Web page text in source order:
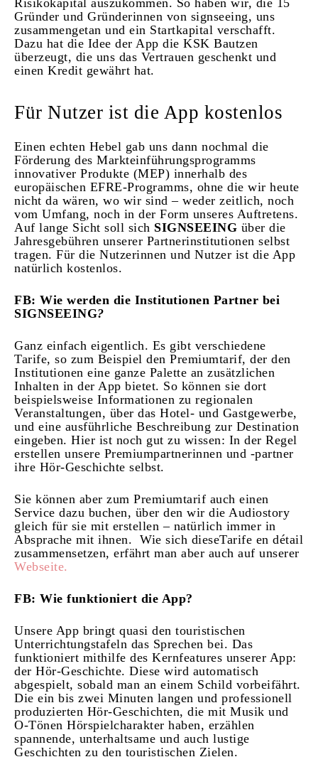
Risikokapital auszukommen. So haben wir, die 15
Gründer und Gründerinnen von signseeing, uns
zusammengetan und ein Startkapital verschafft.
Dazu hat die Idee der App die KSK Bautzen
überzeugt, die uns das Vertrauen geschenkt und
einen Kredit gewährt hat.
Für Nutzer ist die App kostenlos
Einen echten Hebel gab uns dann nochmal die
Förderung des Markteinführungsprogramms
innovativer Produkte (MEP) innerhalb des
europäischen EFRE-Programms, ohne die wir heute
nicht da wären, wo wir sind – weder zeitlich, noch
vom Umfang, noch in der Form unseres Auftretens.
Auf lange Sicht soll sich SIGNSEEING über die
Jahresgebühren unserer Partnerinstitutionen selbst
tragen. Für die Nutzerinnen und Nutzer ist die App
natürlich kostenlos.
FB: Wie werden die Institutionen Partner bei
SIGNSEEING?
Ganz einfach eigentlich. Es gibt verschiedene
Tarife, so zum Beispiel den Premiumtarif, der den
Institutionen eine ganze Palette an zusätzlichen
Inhalten in der App bietet. So können sie dort
beispielsweise Informationen zu regionalen
Veranstaltungen, über das Hotel- und Gastgewerbe,
und eine ausführliche Beschreibung zur Destination
eingeben. Hier ist noch gut zu wissen: In der Regel
erstellen unsere Premiumpartnerinnen und -partner
ihre Hör-Geschichte selbst.
Sie können aber zum Premiumtarif auch einen
Service dazu buchen, über den wir die Audiostory
gleich für sie mit erstellen – natürlich immer in
Absprache mit ihnen. Wie sich dieseTarife en détail
zusammensetzen, erfährt man aber auch auf unserer
Webseite.
FB: Wie funktioniert die App?
Unsere App bringt quasi den touristischen
Unterrichtungstafeln das Sprechen bei. Das
funktioniert mithilfe des Kernfeatures unserer App:
der Hör-Geschichte. Diese wird automatisch
abgespielt, sobald man an einem Schild vorbeifährt.
Die ein bis zwei Minuten langen und professionell
produzierten Hör-Geschichten, die mit Musik und
O-Tönen Hörspielcharakter haben, erzählen
spannende, unterhaltsame und auch lustige
Geschichten zu den touristischen Zielen.